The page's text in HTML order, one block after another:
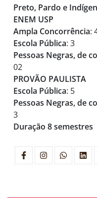
Preto, Pardo e
ENEM USP
Ampla Concorrência:
Escola Pública: 3
Pessoas Negras, de
02
PROVÃO PAULISTA
Escola Pública: 5
Pessoas Negras, de
3
Duração 8 semestres